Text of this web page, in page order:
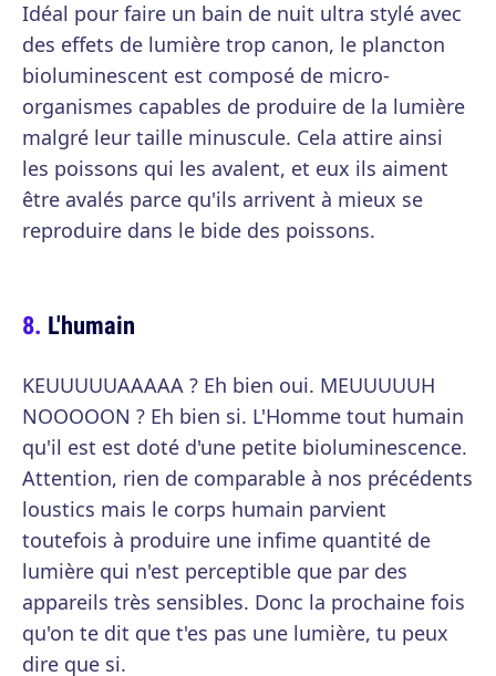
Idéal pour faire un bain de nuit ultra stylé avec
des effets de lumière trop canon, le plancton
bioluminescent est composé de micro-
organismes capables de produire de la lumière
malgré leur taille minuscule. Cela attire ainsi
les poissons qui les avalent, et eux ils aiment
être avalés parce qu'ils arrivent à mieux se
reproduire dans le bide des poissons.
L'humain
KEUUUUUAAAAA ? Eh bien oui. MEUUUUUH
NOOOOON ? Eh bien si. L'Homme tout humain
qu'il est est doté d'une petite bioluminescence.
Attention, rien de comparable à nos précédents
loustics mais le corps humain parvient
toutefois à produire une infime quantité de
lumière qui n'est perceptible que par des
appareils très sensibles. Donc la prochaine fois
qu'on te dit que t'es pas une lumière, tu peux
dire que si.